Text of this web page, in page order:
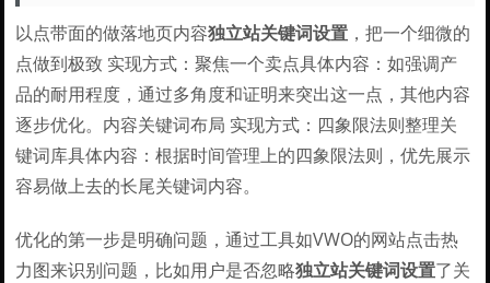
以点带面的做落地页内容独立站关键词设置 ，把一个细微的
点做到极致 实现方式：聚焦一个卖点具体内容：如强调产
品的耐用程度，通过多角度和证明来突出这一点，其他内容
逐步优化。内容关键词布局 实现方式：四象限法则整理关
键词库具体内容：根据时间管理上的四象限法则，优先展示
容易做上去的长尾关键词内容。
优化的第一步是明确问题，通过工具如VWO的网站点击热
力图来识别问题，比如用户是否忽略独立站关键词设置了关